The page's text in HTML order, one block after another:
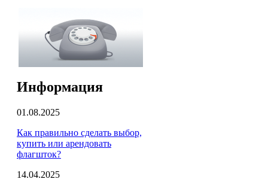
Информация
01.08.2025
Как правильно сделать выбор,
купить или арендовать
флагшток?
14.04.2025